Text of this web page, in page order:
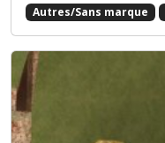
Autres/Sans marque